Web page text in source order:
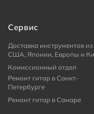
Сервис
Доставка инструментов из
США, Японии, Европы и
Комиссионный отдел
Ремонт гитар в Санкт-
Петербурге
Ремонт гитар в Самаре